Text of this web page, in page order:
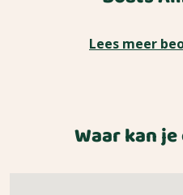
Lees meer
Waar kan